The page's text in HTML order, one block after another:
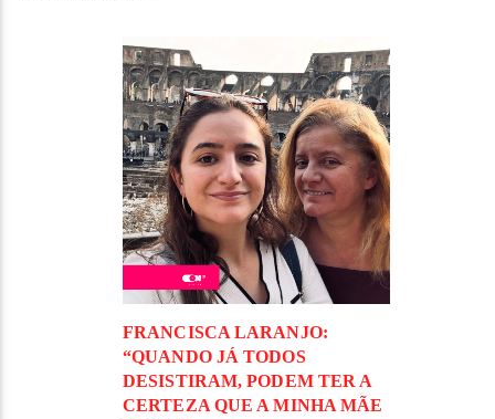
FRANCISCA LARANJO:
“QUANDO JÁ TODOS
DESISTIRAM, PODEM TER A
CERTEZA QUE A MINHA MÃE